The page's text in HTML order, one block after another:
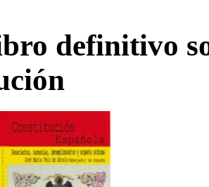
definitivo